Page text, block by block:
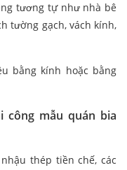
tương tự như nhà bê
tường gạch, vách kính,
bằng kính hoặc bằng
công mẫu quán bia
thép tiền chế, các